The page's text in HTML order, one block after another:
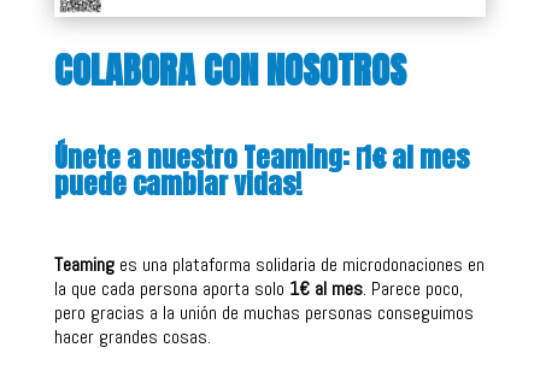
COLABORA CON NOSOTROS
Únete a nuestro Teaming: ¡1€ al mes
puede cambiar vidas!
Teaminges una plataforma solidaria de microdonaciones en
la que cada persona aporta solo 1€ al mes. Parece poco,
pero gracias a la unión de muchas personas conseguimos
hacer grandes cosas.